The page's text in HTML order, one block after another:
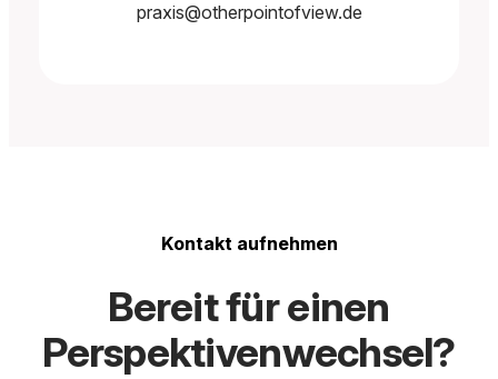
praxis@otherpointofview.de
Kontakt aufnehmen
Bereit für einen
Perspektivenwechsel?